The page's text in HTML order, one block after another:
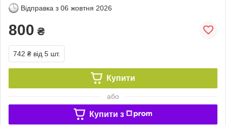
Відправка з 06 жовтня 2026
800 ₴
742 ₴ від 5 шт.
Купити
або
Купити з